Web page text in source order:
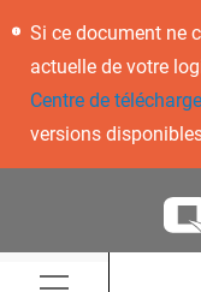
Si ce document ne
actuelle de votre
Centre de
versions